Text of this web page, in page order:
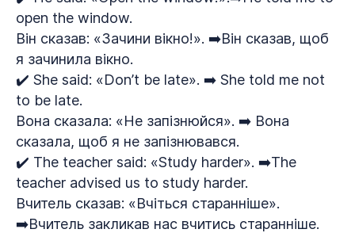
open the window.
Він сказав: «Зачини вікно!». ➡️Він сказав, щоб
я зачинила вікно.
✔️ She said: «Don’t be late». ➡️ She told me not
to be late.
Вона сказала: «Не запізнюйся». ➡️ Вона
сказала, щоб я не запізнювався.
✔️ The teacher said: «Study harder». ➡️The
teacher advised us to study harder.
Вчитель сказав: «Вчіться старанніше».
➡️Вчитель закликав нас вчитись старанніше.